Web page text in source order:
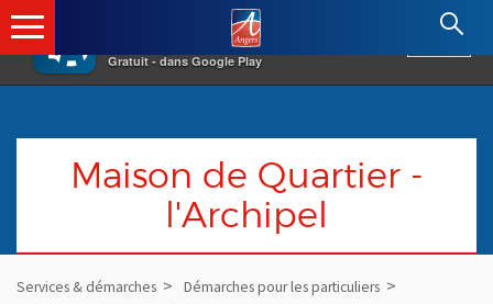
×
Gratuit - dans Google Play
Angers.fr : Retour à l'accueil
Maison de Quartier -
l'Archipel
Services & démarches
Démarches pour les particuliers